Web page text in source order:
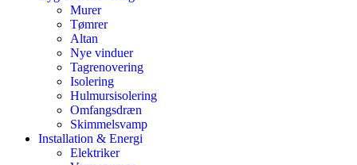
Murer
Tømrer
Altan
Nye vinduer
Tagrenovering
Isolering
Hulmursisolering
Omfangsdræn
Skimmelsvamp
Installation & Energi
Elektriker